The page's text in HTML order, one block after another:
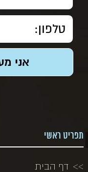
תפריט ראשי
דף הבית